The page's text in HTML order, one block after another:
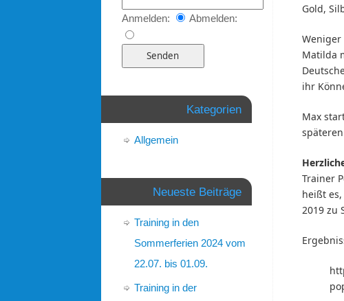
Gold,
Matilda
ihr
Max
Trainer
heißt
2019 zu
Anmelden: Abmelden:
Kategorien
Allgemein
Neueste Beiträge
Training in den
Sommerferien 2024 vom
22.07. bis 01.09.
Training in der